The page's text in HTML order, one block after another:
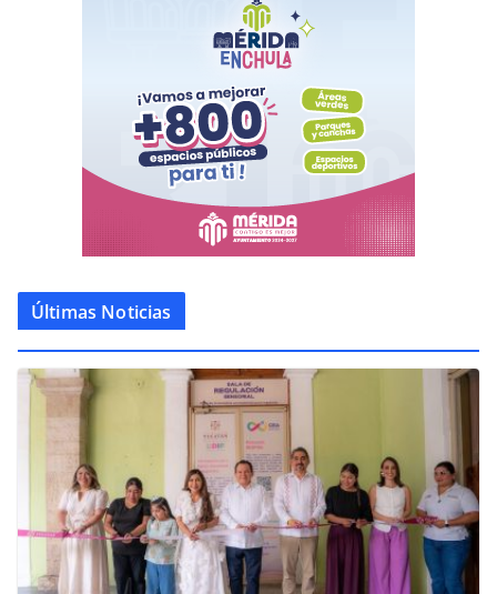
Últimas Noticias